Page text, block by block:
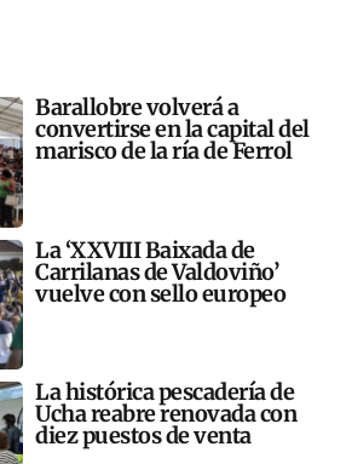
Barallobre volverá a
convertirse en la capital del
marisco de la ría de Ferrol
La ‘XXVIII Baixada de
Carrilanas de Valdoviño’
vuelve con sello europeo
La histórica pescadería de
Ucha reabre renovada con
diez puestos de venta